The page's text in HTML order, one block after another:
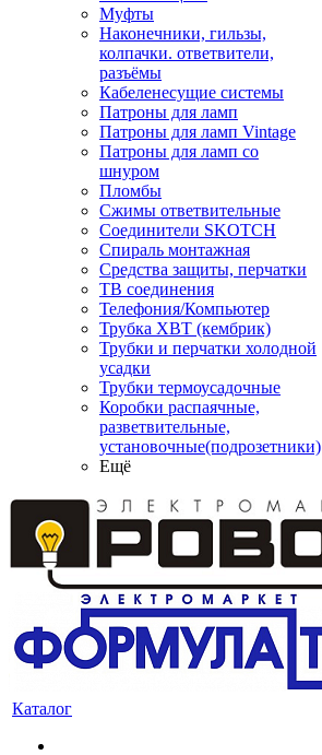
Муфты
Наконечники, гильзы,
колпачки. ответвители,
разъёмы
Кабеленесущие системы
Патроны для ламп
Патроны для ламп Vintage
Патроны для ламп со
шнуром
Пломбы
Сжимы ответвительные
Соединители SKOTCH
Спираль монтажная
Средства защиты, перчатки
ТВ соединения
Телефония/Компьютер
Трубка ХВТ (кембрик)
Трубки и перчатки холодной
усадки
Трубки термоусадочные
Коробки распаячные,
разветвительные,
установочные(подрозетники)
Ещё
Каталог